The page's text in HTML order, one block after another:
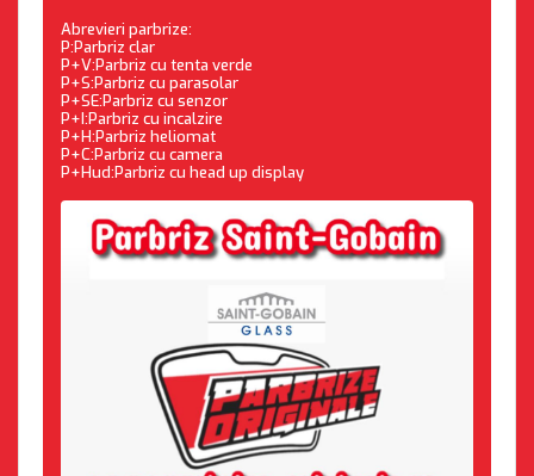
Abrevieri parbrize:
P:Parbriz clar
P+V:Parbriz cu tenta verde
P+S:Parbriz cu parasolar
P+SE:Parbriz cu senzor
P+I:Parbriz cu incalzire
P+H:Parbriz heliomat
P+C:Parbriz cu camera
P+Hud:Parbriz cu head up display